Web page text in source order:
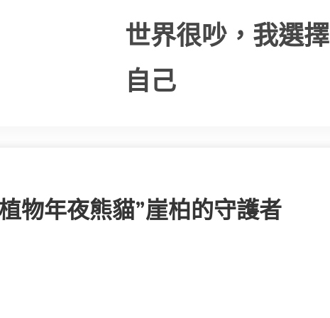
世界很吵，我選
自己
物年夜熊貓”崖柏的守護者